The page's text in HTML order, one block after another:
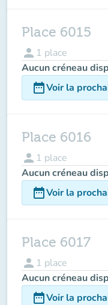
Place 6015
person 1 place
Aucun créneau
date_rangeVoir la
Place 6016
person 1 place
Aucun créneau
date_rangeVoir la
Place 6017
person 1 place
Aucun créneau
date_rangeVoir la